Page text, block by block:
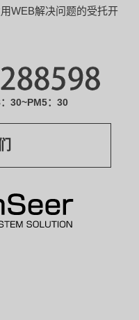
用WEB解决问题的受托开
30~PM5：30